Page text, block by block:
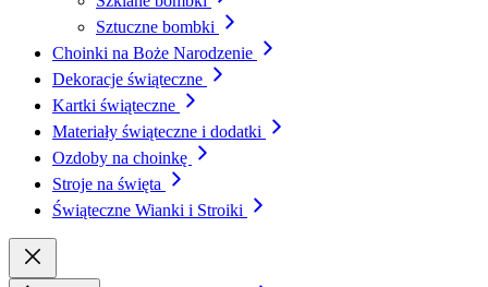
Sztuczne bombki
Choinki na Boże Narodzenie
Dekoracje świąteczne
Kartki świąteczne
Materiały świąteczne i dodatki
Ozdoby na choinkę
Stroje na święta
Świąteczne Wianki i Stroiki